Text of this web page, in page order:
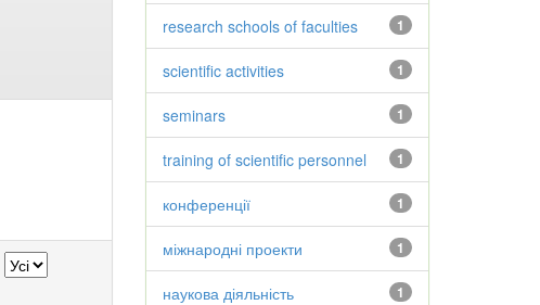
1
research schools of faculties
1
scientific activities
1
seminars
1
training of scientific personnel
1
конференції
1
міжнародні проекти
1
наукова діяльність